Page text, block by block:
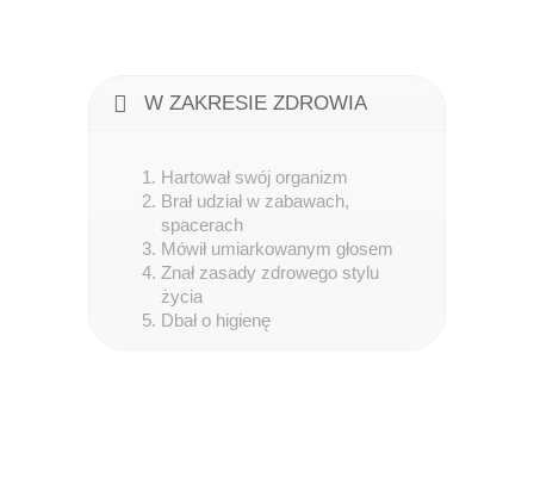
W ZAKRESIE ZDROWIA
Hartował swój organizm
Brał udział w zabawach,
spacerach
Mówił umiarkowanym głosem
Znał zasady zdrowego stylu
życia
Dbał o higienę